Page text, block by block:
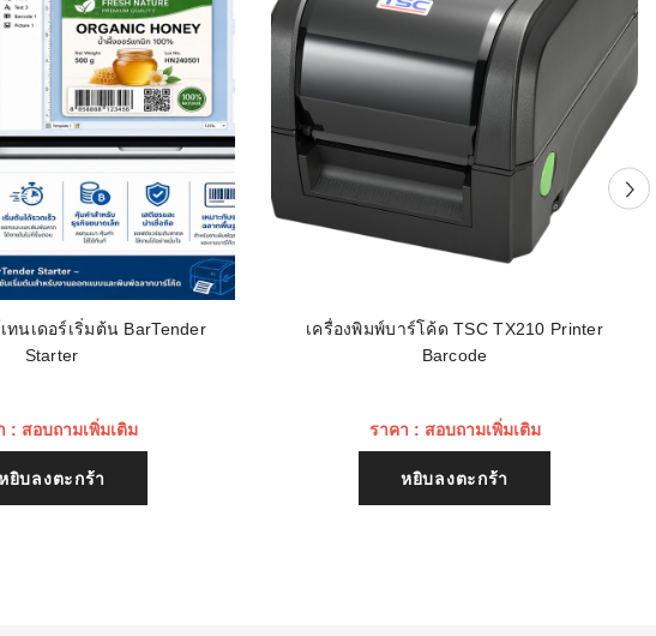
ทนเดอร์เริ่มต้น BarTender
Starter
: สอบถามเพิ่มเติม
ยิบลงตะกร้า
เครื่องพิมพ์บาร์โค้ด TSC TX210 Printer
Barcode
ราคา : สอบถามเพิ่มเติม
หยิบลงตะกร้า